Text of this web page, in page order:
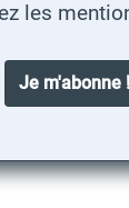
les